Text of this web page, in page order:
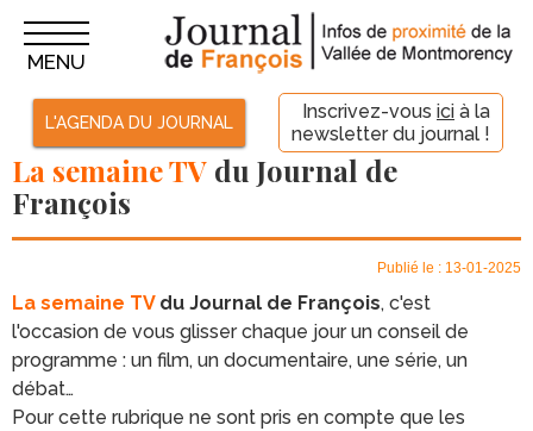
L'AGENDA DU JOURNAL Inscrivez-vous ici à la
newsletter du journal !
MENU
La semaine TV du Journal de
François
Publié le : 13-01-2025
La semaine TVdu Journal de François, c'est
l'occasion de vous glisser chaque jour un conseil de
programme : un film, un documentaire, une série, un
débat…
Pour cette rubrique ne sont pris en compte que les